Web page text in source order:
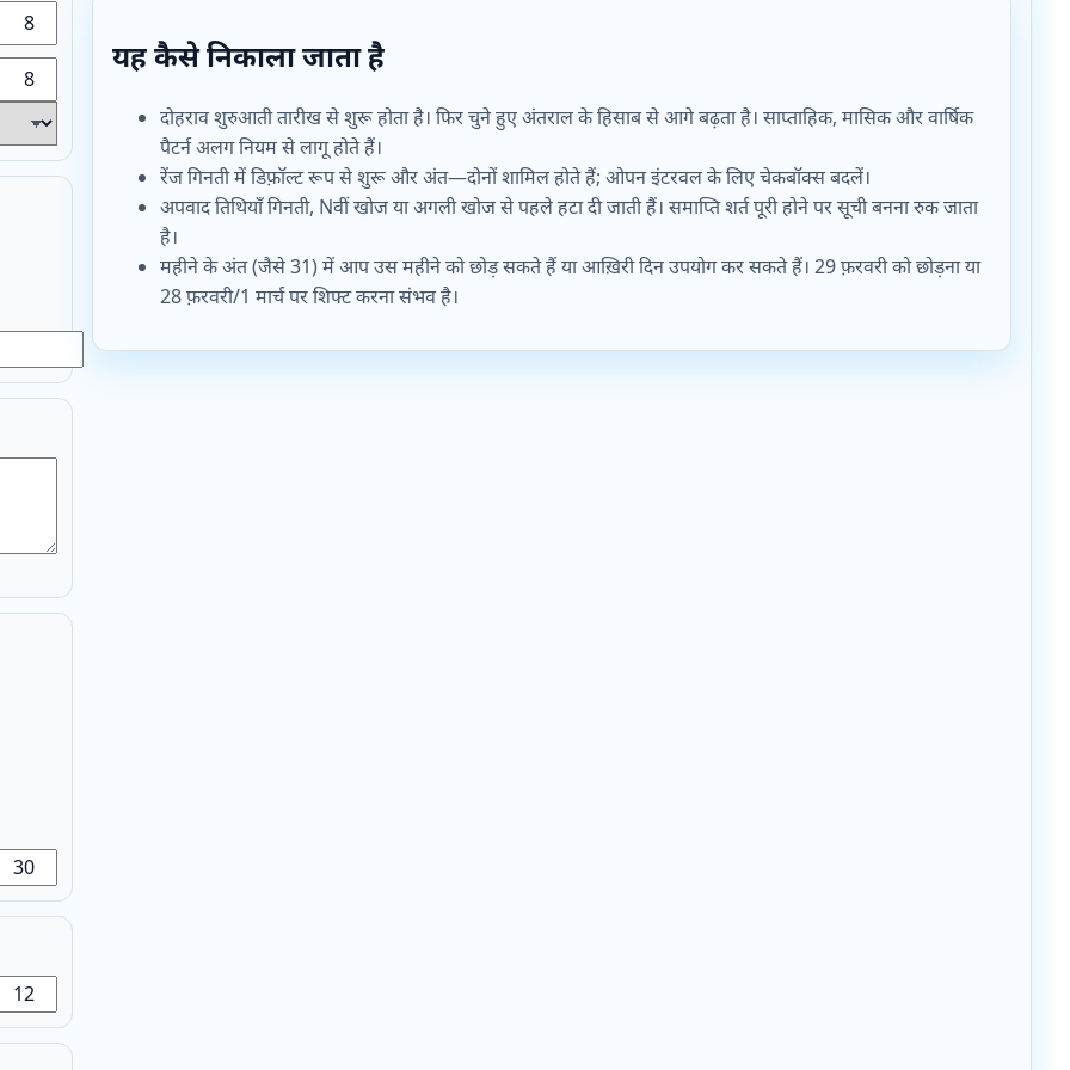
यह कैसे निकाला जाता है
दोहराव शुरुआती तारीख से शुरू होता है। फिर चुने हुए अंतराल के हिसाब से आगे बढ़ता है। साप्ताहिक, मासिक और वार्षिक
पैटर्न अलग नियम से लागू होते हैं।
रेंज गिनती में डिफ़ॉल्ट रूप से शुरू और अंत—दोनों शामिल होते हैं; ओपन इंटरवल के लिए चेकबॉक्स बदलें।
अपवाद तिथियाँ गिनती, Nवीं खोज या अगली खोज से पहले हटा दी जाती हैं। समाप्ति शर्त पूरी होने पर सूची बनना रुक जाता
है।
महीने के अंत (जैसे 31) में आप उस महीने को छोड़ सकते हैं या आख़िरी दिन उपयोग कर सकते हैं। 29 फ़रवरी को छोड़ना या
28 फ़रवरी/1 मार्च पर शिफ्ट करना संभव है।